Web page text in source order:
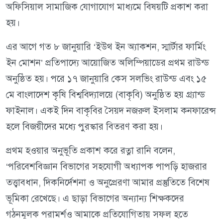
অফিসিয়াল সামাজিক যোগাযোগ মাধ্যমে বিষয়টি প্রকাশ করা
হয়।
এর আগে গত ৮ জানুয়ারি ‘ইউথ ইন অ্যাকশন, স্মার্টার ফার্মিং
ইন মোশন’ প্রতিপাদ্যে আয়োজিত অলিম্পিয়াডের প্রথম রাউন্ড
অনুষ্ঠিত হয়। পরে ১৭ জানুয়ারি কেস সলভিং রাউন্ড এবং ১৫
মে বাংলাদেশ কৃষি বিশ্ববিদ্যালয়ে (বাকৃবি) অনুষ্ঠিত হয় গ্র্যান্ড
ফাইনাল। একই দিন বাকৃবির সৈয়দ নজরুল ইসলাম কনফারেন্স
হলে বিজয়ীদের মধ্যে পুরস্কার বিতরণ করা হয়।
প্রথম হওয়ার অনুভূতি প্রকাশ করে রত্না রানি বলেন,
‘পরিবেশবিজ্ঞান বিভাগের সহযোগী অধ্যাপক পাপড়ি হাজরার
তত্ত্বাবধান, দিকনির্দেশনা ও অনুপ্রেরণা আমার প্রস্তুতিতে বিশেষ
ভূমিকা রেখেছে। এ ছাড়া বিভাগের অন্যান্য শিক্ষকদের
গঠনমূলক পরামর্শও আমাকে প্রতিযোগিতায় সফল হতে